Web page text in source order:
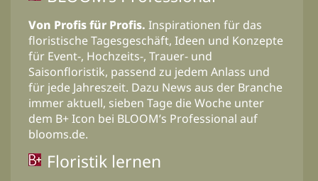
Von Profis für Profis. Inspirationen für das
floristische Tagesgeschäft, Ideen und Konzepte
für Event-, Hochzeits-, Trauer- und
Saisonfloristik, passend zu jedem Anlass und
für jede Jahreszeit. Dazu News aus der Branche
immer aktuell, sieben Tage die Woche unter
dem B+ Icon bei BLOOM’s Professional auf
blooms.de.
Floristik lernen